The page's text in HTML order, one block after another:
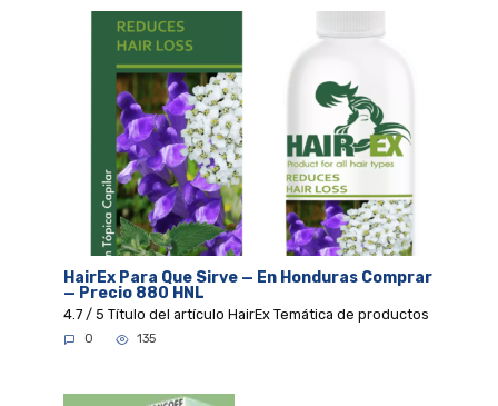
HairEx Para Que Sirve — En Honduras Comprar
— Precio 880 HNL
4.7 / 5 Título del artículo HairEx Temática de productos
0 135